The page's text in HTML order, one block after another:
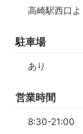
高崎駅西口
駐車場
あり
営業時間
8:30-21:00